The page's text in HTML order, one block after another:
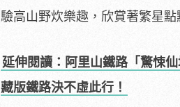
驗高山野炊樂趣，欣賞著繁星點
延伸閱讀：阿里山鐵路「驚悚
藏版鐵路決不虛此行！